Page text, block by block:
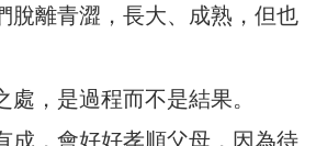
脫離青澀，長大、成熟，但也
處，是過程而不是結果。
成，會好好孝順父母，因為待